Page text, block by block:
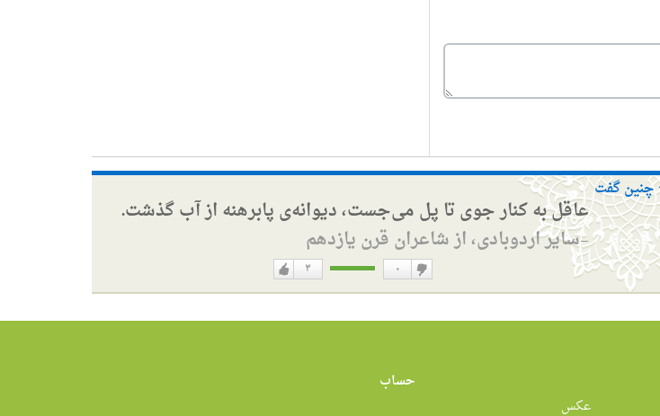
چنین گفت
عاقل به کنار جوی تا پل می‌جست، دیوانه‌ی پابرهنه از آب گذشت.
—سایر اردوبادی، از شاعران قرن یازدهم
دوست
۳ ۰
دوست
عکس
حساب